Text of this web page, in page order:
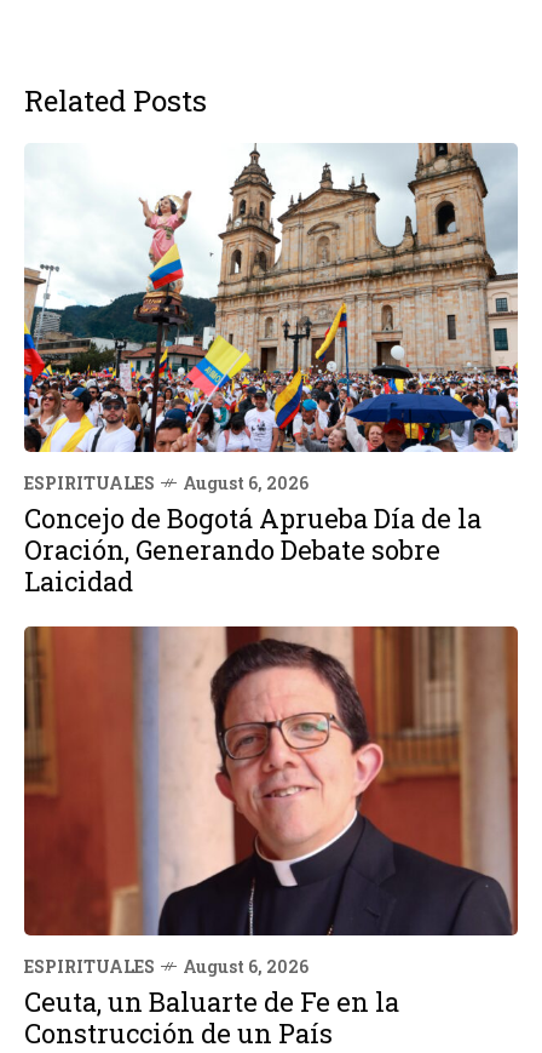
Related Posts
ESPIRITUALES August 6, 2026
Concejo de Bogotá Aprueba Día de la
Oración, Generando Debate sobre
Laicidad
ESPIRITUALES August 6, 2026
Ceuta, un Baluarte de Fe en la
Construcción de un País